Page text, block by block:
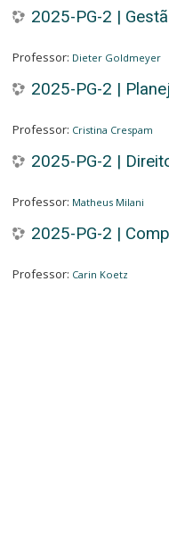
2025-PG-2 |
Professor: Dieter Goldmeyer
2025-PG-2 |
Professor: Cristina Crespam
2025-PG-2 |
Professor: Matheus Milani
2025-PG-2 |
Professor: Carin Koetz